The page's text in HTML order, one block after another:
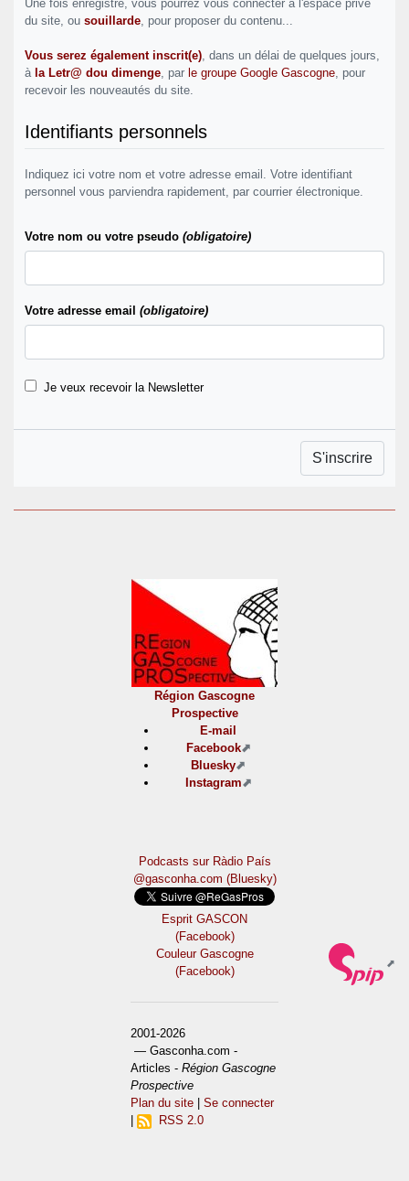
Une fois enregistré, vous pourrez vous connecter à l'espace privé
du site, ou souillarde , pour proposer du contenu...
Vous serez également inscrit(e) , dans un délai de quelques jours,
à la Letr@ dou dimenge , par le groupe Google Gascogne , pour
recevoir les nouveautés du site.
Identifiants personnels
Indiquez ici votre nom et votre adresse email. Votre identifiant
personnel vous parviendra rapidement, par courrier électronique.
Votre nom ou votre pseudo (obligatoire)
Votre adresse email (obligatoire)
Je veux recevoir la Newsletter
Région Gascogne
Prospective
E-mail
Facebook
Bluesky
Instagram
Podcasts sur Ràdio País
@gasconha.com (Bluesky)
Esprit GASCON
(Facebook)
Couleur Gascogne
(Facebook)
2001-2026
— Gasconha.com -
Articles -Région Gascogne
Prospective
Plan du site |Se connecter
|
RSS 2.0